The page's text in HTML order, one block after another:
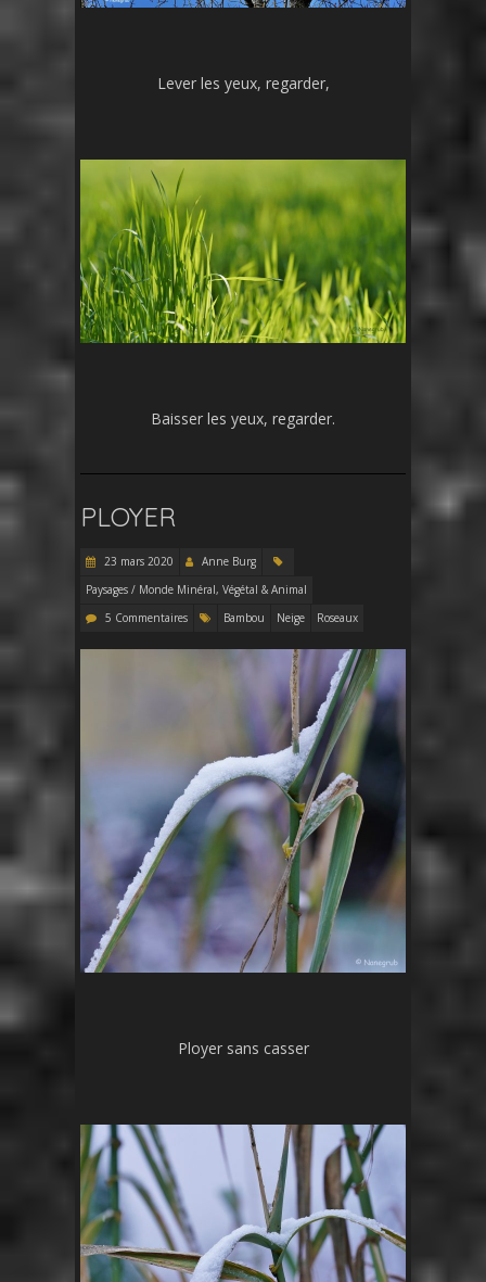
Lever les yeux, regarder,
Baisser les yeux, regarder.
PLOYER
23 mars 2020
Anne Burg
Paysages / Monde Minéral, Végétal & Animal
5 Commentaires
Bambou Neige Roseaux
Ployer sans casser